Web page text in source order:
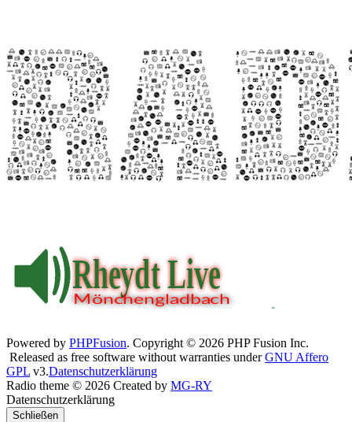
Powered by PHPFusion. Copyright © 2026 PHP Fusion Inc.
Released as free software without warranties underGNU Affero
GPL v3.Datenschutzerklärung
Radio theme © 2026 Created by MG-RY
Datenschutzerklärung
Schließen